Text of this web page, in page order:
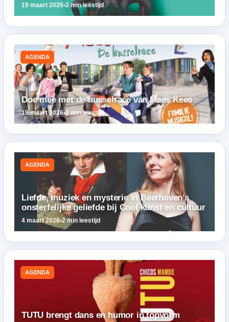
19 maart 2026•2 min leestijd
AGENDA
Doe mee met de husselrace van Mees Kees
19 maart 2026•2 min leestijd
AGENDA
Liefde, muziek en mysterie in Beethoven’s
onsterfelijke geliefde bij Cool kunst en cultuur
4 maart 2026•2 min leestijd
AGENDA
TUTU brengt dans en humor in topvorm